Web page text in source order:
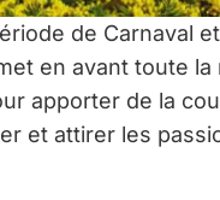
de Carnaval
en avant toute
apporter de la
et attirer les